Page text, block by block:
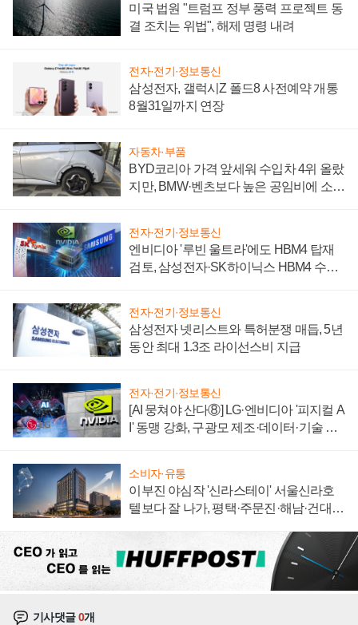
미국 법원 "트럼프 정부 풍력 프로젝트 동
결 조치는 위법", 해제 명령 내려
전자·전기·정보통신
삼성전자, 갤럭시Z 폴드8 사전예약 개통
8월31일까지 연장
자동차·부품
BYD코리아 가격 앞세워 수입차 4위 올랐
지만, BMW·벤츠보다 높은 공임비에 소비
전자·전기·정보통신
엔비디아 '루빈 울트라'에도 HBM4 탑재
검토, 삼성전자·SK하이닉스 HBM4 수율
전자·전기·정보통신
삼성전자 넷리스트와 특허분쟁 매듭, 5년
동안 최대 1.3조 라이선스비 지급
전자·전기·정보통신
[AI 뭉쳐야 산다⑧] LG·엔비디아 '피지컬 A
I' 동맹 강화, 구광모 제조·데이터·기술 결
소비자·유통
이부진 야심작 '신라스테이' 서울신라호
텔보다 잘 나가, 평택·주문진·해남·건대로
기사댓글0개